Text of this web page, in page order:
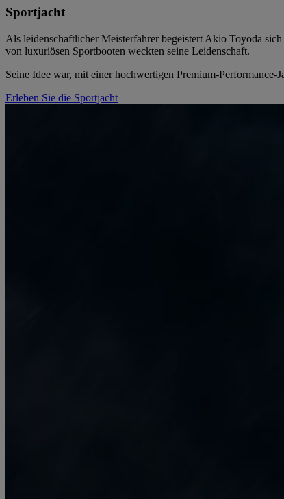
Sportjacht
Als leidenschaftlicher Meisterfahrer begeistert Akio Toyoda
von luxuriösen Sportbooten weckten seine Leidenschaft.
Seine Idee war, mit einer hochwertigen Premium-
Erleben Sie die Sportjacht